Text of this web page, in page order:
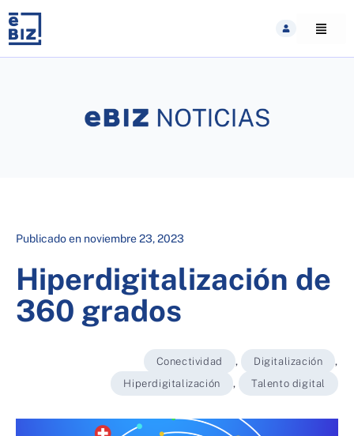
content
Publicado en noviembre 23, 2023
Hiperdigitalización de
360 grados
Conectividad , Digitalización
,
Hiperdigitalización
, Talento digital